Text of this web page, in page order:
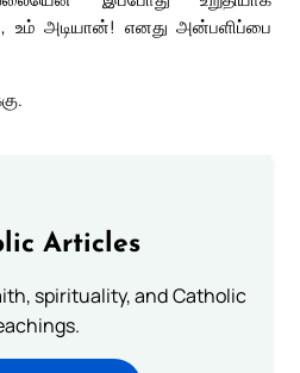
அடியான்! எனது அன்பளிப்பை
Articles
spirituality, and Catholic